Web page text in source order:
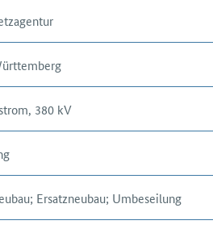
380 kV
Ersatzneubau; Umbeseilung